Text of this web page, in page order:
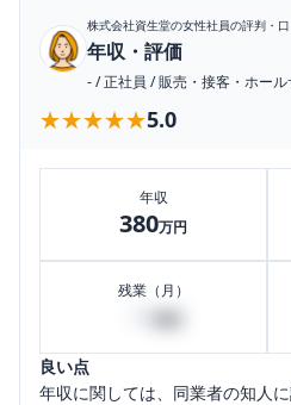
株式会社資生堂の女性社員の評判・口
年収・評価
-/正社員 /販売・接客・ホール
★★★★★
★★★★★5.0
年収
380万円
残業（月）
良い点
年収に関しては、同業者の知人